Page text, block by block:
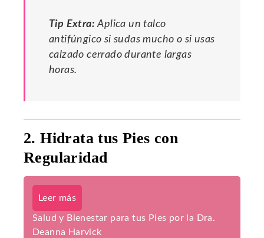
Tip Extra: Aplica un talco
antifúngico si sudas mucho o si usas
calzado cerrado durante largas
horas.
2. Hidrata tus Pies con
Regularidad
Leer más
Salud y Bienestar para tus Pies por la Dra.
Deanna Harvick